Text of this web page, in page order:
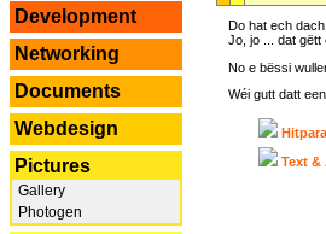
Development
Networking
Documents
Webdesign
Pictures
Gallery
Photogen
Do hat ech
Jo, jo ... dat gëtt
No e bëssi
Wéi gutt datt
Text &